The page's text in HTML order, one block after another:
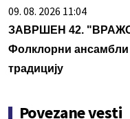
09. 08. 2026 11:04
ЗАВРШЕН 42.
Фолклорни
традицију
Povezane vesti